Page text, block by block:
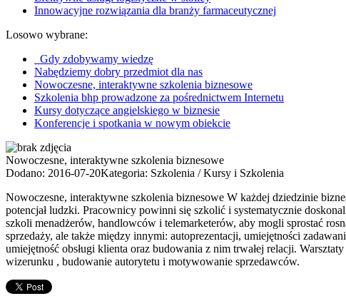
Innowacyjne rozwiązania dla branży farmaceutycznej
Losowo wybrane:
Gdy zdobywamy wiedzę
Nabędziemy dobry przedmiot dla nas
Nowoczesne, interaktywne szkolenia biznesowe
Szkolenia bhp prowadzone za pośrednictwem Internetu
Kursy dotyczące angielskiego w biznesie
Konferencje i spotkania w nowym obiekcie
Nowoczesne, interaktywne szkolenia biznesowe
Dodano: 2016-07-20Kategoria: Szkolenia / Kursy i Szkolenia
Nowoczesne, interaktywne szkolenia biznesowe W każdej dziedzinie
potencjał ludzki. Pracownicy powinni się szkolić i systematycznie
szkoli menadżerów, handlowców i telemarketerów, aby mogli sprostać
sprzedaży, ale także między innymi: autoprezentacji, umiejętności
umiejętność obsługi klienta oraz budowania z nim trwałej relacji.
wizerunku , budowanie autorytetu i motywowanie sprzedawców.